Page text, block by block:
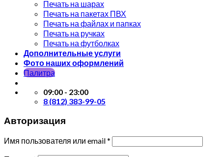
Печать на шарах
Печать на пакетах ПВХ
Печать на файлах и папках
Печать на ручках
Печать на футболках
Дополнительные услуги
Фото наших оформлений
Палитра
09:00 - 23:00
8 (812) 383-99-05
Авторизация
Имя пользователя или email*